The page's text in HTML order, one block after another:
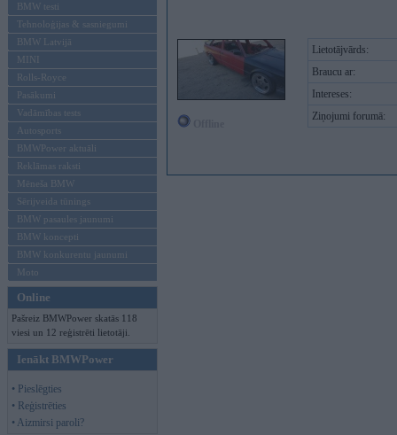
BMW testi
Tehnoloģijas & sasniegumi
BMW Latvijā
MINI
Rolls-Royce
Pasākumi
Vadāmības tests
Autosports
BMWPower aktuāli
Reklāmas raksti
Mēneša BMW
Sērijveida tūnings
BMW pasaules jaunumi
BMW koncepti
BMW konkurentu jaunumi
Moto
Online
Pašreiz BMWPower skatās 118
viesi un 12 reģistrēti lietotāji.
Ienākt BMWPower
• Pieslēgties
• Reģistrēties
• Aizmirsi paroli?
Lietotājvārds:
Braucu ar:
Intereses:
Ziņojumi forumā: